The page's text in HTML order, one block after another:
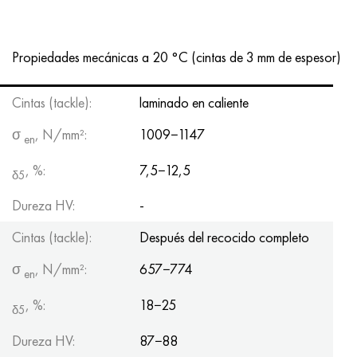
Propiedades mecánicas a 20 °C (cintas de 3 mm de espesor)
Cintas (tackle):
laminado en caliente
σ en, N/mm²: 1009−1147
δ5, %:
7,5−12,5
Dureza HV:
-
Cintas (tackle):
Después del recocido completo
σ en, N/mm²: 657−774
δ5, %:
18−25
Dureza HV:
87−88
Nimónico 263
Haynes 25
Haynes 188
Haynes 230
Hastelloy b2
Hastelloy b3
AM-355 - ams 5547
Custom 450® - uns S45000
Ascoloy griego 418
Tubería resistente a la corrosión
50X14MF
65X13
90X18MF
95X18
38x2n2ma, 34CrNiMo6, 40NiCrMo7
40hn2ma, 34CrNiMo4, 36hnm
38hs, 37hs
38XA, 37Cr4, AISI 5135
38HN3MFA, 35nicrmov12-5
40G, 40Mn4, AISI 1035